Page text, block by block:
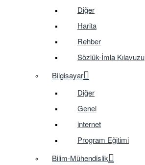
Diğer
Harita
Rehber
Sözlük-İmla Kılavuzu
Bilgisayar
Diğer
Genel
internet
Program Eğitimi
Bilim-Mühendislik